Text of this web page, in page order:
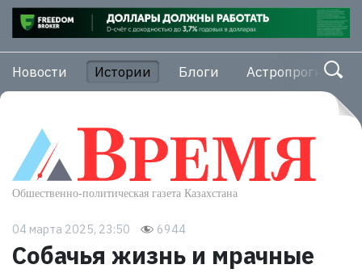
Новости Истории Блоги Астропрогноз
04 марта 2025, 23:50 6944
Собачья жизнь и мрачные